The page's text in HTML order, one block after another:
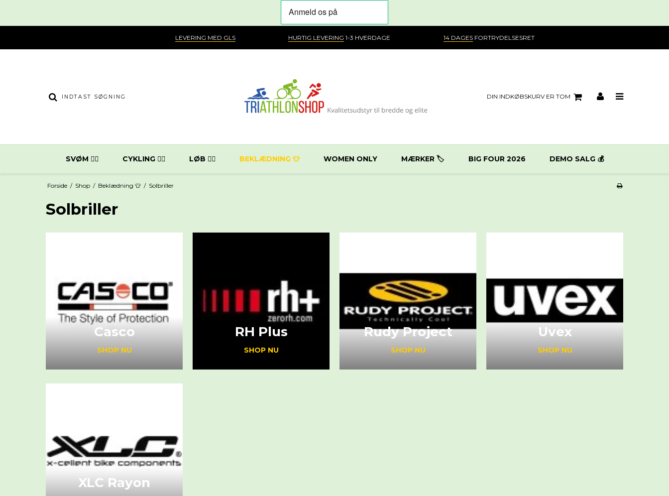
LEVERING MED GLS HURTIG LEVERING 1-3 HVERDAGE 14 DAGESFORTRYDELSESRET
DIN INDKØBSKURV ER TOM
SVØM 🏊‍♀️ CYKLING 🚴‍♂️ LØB 🏃‍♂️ BEKLÆDNING 👕 WOMEN ONLY MÆRKER 🏷️ BIG FOUR 2026 DEMO SALG 💰
Forside / Shop / Beklædning 👕 / Solbriller
Solbriller
Casco
SHOP NU
RH Plus
SHOP NU
Rudy Project
SHOP NU
Uvex
SHOP NU
XLC Rayon